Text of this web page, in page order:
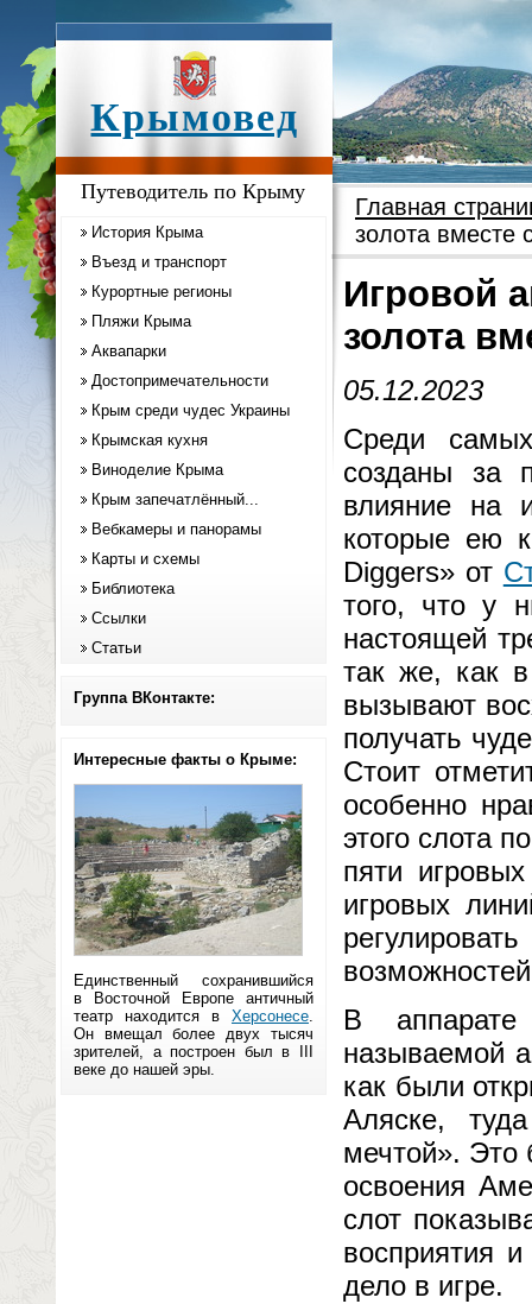
Крымовед
Путеводитель по Крыму
История Крыма
Въезд и транспорт
Курортные регионы
Пляжи Крыма
Аквапарки
Достопримечательности
Крым среди чудес Украины
Крымская кухня
Виноделие Крыма
Крым запечатлённый...
Вебкамеры и панорамы
Карты и схемы
Библиотека
Ссылки
Статьи
Группа ВКонтакте:
Интересные факты о Крыме:
Единственный сохранившийся
в Восточной Европе античный
театр находится в Херсонесе.
Он вмещал более двух тысяч
зрителей, а построен был в III
веке до нашей эры.
Главная
золота вместе
Игровой
золота
05.12.2023
Среди
созданы за
влияние на
которые ею
Diggers» от
того, что у
настоящей
так же, как
вызывают
получать
Стоит
особенно
этого слота
пяти
игровых
возможностей
В аппарате
называемой
как были
Аляске,
мечтой». Это
освоения
слот
восприятия
дело в игре.